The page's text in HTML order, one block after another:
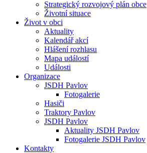
Strategický rozvojový plán obce
Životní situace
Život v obci
Aktuality
Kalendář akcí
Hlášení rozhlasu
Mapa událostí
Události
Organizace
JSDH Pavlov
Fotogalerie
Hasiči
Traktory Pavlov
JSDH Pavlov
Aktuality JSDH Pavlov
Fotogalerie JSDH Pavlov
Kontakty